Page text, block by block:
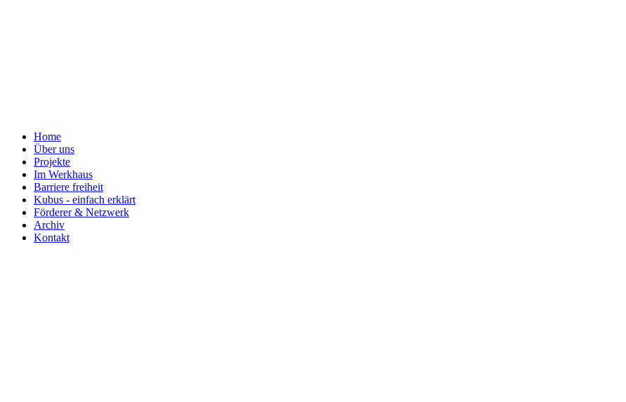
Home
Über uns
Projekte
Im Werkhaus
Barriere freiheit
Kubus - einfach erklärt
Förderer & Netzwerk
Archiv
Kontakt